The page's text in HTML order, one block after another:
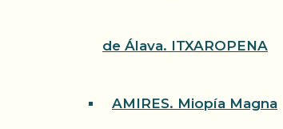
de Álava. ITXAROPENA
AMIRES. Miopía Magna